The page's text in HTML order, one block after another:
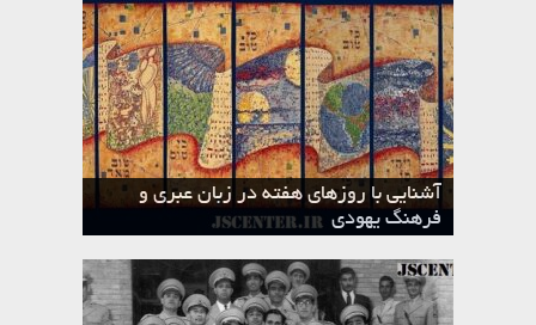
آشنایی با روزهای هفته در زبان عبری و
فرهنگ یهودی
ماه نیسان در تقویم عبری و میراث یهود
تقویم عبری
ماه شواط در تقویم عبری و میراث یهود
ماه طوت در تقویم عبری و میراث یهود
ماه حشوان در تقویم عبری و میراث یهود
ماه تیشری در تقویم عبری و میراث یهود
ماه الول در تقویم عبری و میراث یهود